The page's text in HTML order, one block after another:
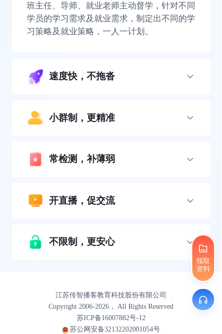
领取
资料
班主任、导师、就业老师主动督学，针对不同
学员的学习需求及就业需求，制定出不同的学
习策略及就业策略，一人一计划。
速度快，不拖沓
小群制，更精准
常检测，补薄弱
开直播，促交流
不限制，更安心
江苏传智播客教育科技股份有限公司
Copyright 2006-2026， All Rights Reserved
苏ICP备16007882号-12
苏公网安备32132202001054号